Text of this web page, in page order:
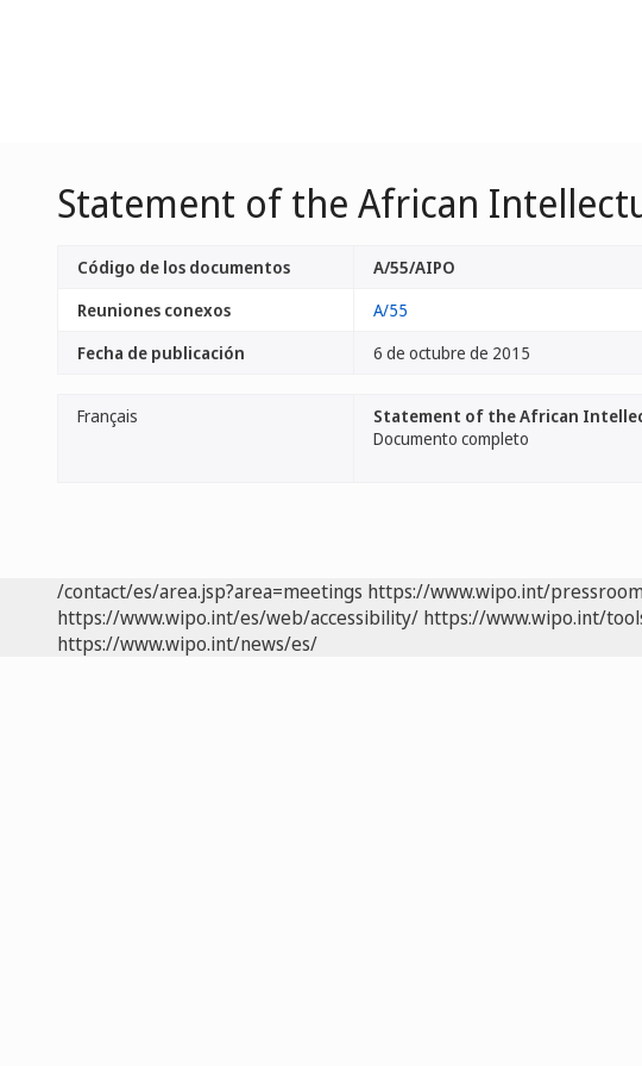
Statement of the African
Código de los documentos
A/55/AIPO
Reuniones conexos
A/55
Fecha de publicación
6 de octubre de 2015
Français
Statement of the African
Documento completo
/contact/es/area.jsp?area=meetings https://www.wipo.int/
https://www.wipo.int/es/web/accessibility/ https://www.wipo.int/
https://www.wipo.int/news/es/